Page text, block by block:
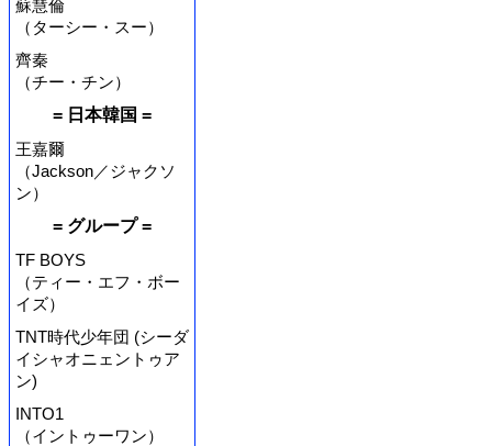
蘇慧倫
（ターシー・スー）
齊秦
（チー・チン）
= 日本韓国 =
王嘉爾
（Jackson／ジャクソ
ン）
= グループ =
TF BOYS
（ティー・エフ・ボー
イズ）
TNT時代少年団 (シーダ
イシャオニェントゥア
ン)
INTO1
（イントゥーワン）